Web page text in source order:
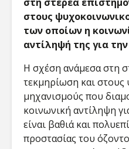
στους
των οποίων η
αντίληψή της για
Η σχέση ανάμεσα στη
τεκμηρίωση και
μηχανισμούς που
κοινωνική αντίληψη
είναι βαθιά και
προστασίας του